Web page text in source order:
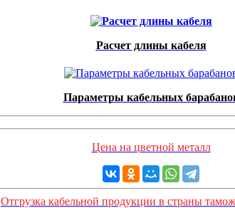
Расчет длины кабеля
Параметры кабельных
Цена на цветной металл
Отгрузка кабельной продукции в страны